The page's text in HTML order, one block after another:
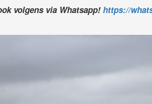
volgens via Whatsapp! https://